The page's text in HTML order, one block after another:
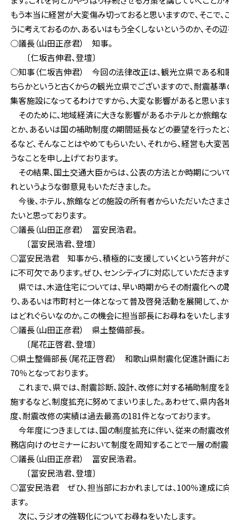
もう本当に経営が大変傷み切っておると思いますので、そこ
うに考えておるのか、あるいはもう全くしないというのか、その
○議長（山田正彦君） 知事。
〔仁坂吉伸君、登壇〕
○知事（仁坂吉伸君） 今回の法律改正は、観光立県である和
ちらかというと古くからの観光立県でございますので、耐震基
集客施設になってるわけですから、大変な影響があると思いま
そのために、地域経済に大きな影響があるホテルとか旅館
とか、あるいは国の補助制度の期間延長などの要望を行った
るなど、そんなことはやめてもらいたい、それから、経営も大
うなことを申し上げております。
その結果、国土交通大臣からは、公表の方法とか時期につい
れというような御意見もいただきました。
今後、ホテル、旅館などの施設の所有者からいただいたさま
たいと思っております。
○議長（山田正彦君） 冨安民浩君。
〔冨安民浩君、登壇〕
○冨安民浩君 知事から、積極的に支援していくという答弁が
に不可欠であります。ぜひ、センシティブに対応していただきま
県では、木造住宅については、早い時期からその耐震化へ
り、あるいは市町村と一体となって普及啓発活動を展開して
はどれぐらいなのか。この機会に担当部長にお尋ねをいたしま
○議長（山田正彦君） 県土整備部長。
〔尾花正啓君、登壇〕
○県土整備部長（尾花正啓君） 和歌山県耐震化促進計画に
70％となっております。
これまで、県では、耐震診断、設計、改修に対する補助制度
施するなど、制度拡充に努めてまいりました。あわせて、県
度、耐震改修の実績は過去最高の181件となっております。
今年度につきましては、国の制度拡充に伴い、従来の耐震
務店向けのセミナーにおいて制度を周知することで一層の耐震
○議長（山田正彦君） 冨安民浩君。
〔冨安民浩君、登壇〕
○冨安民浩君 ぜひ、担当部におかれましては、100％達成に
ます。
次に、ラジオの強靱化についてお尋ねをいたします。